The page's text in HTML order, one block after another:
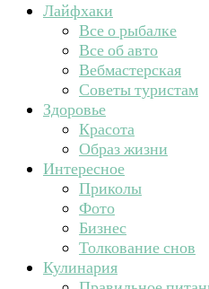
Лайфхаки
Все о рыбалке
Все об авто
Вебмастерская
Советы туристам
Здоровье
Красота
Образ жизни
Интересное
Приколы
Фото
Бизнес
Толкование снов
Кулинария